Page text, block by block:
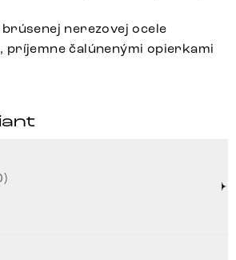
nerezovej ocele
príjemne čalúnenými opierkami